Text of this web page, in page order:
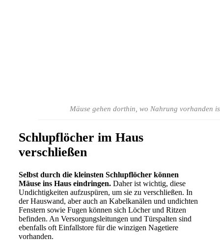
Mäuse gehen dorthin, wo Nahrung vorhanden
Schlupflöcher im Haus
verschließen
Selbst durch die kleinsten Schlupflöcher können
Mäuse ins Haus eindringen. Daher ist wichtig, diese
Undichtigkeiten aufzuspüren, um sie zu verschließen. In
der Hauswand, aber auch an Kabelkanälen und undichten
Fenstern sowie Fugen können sich Löcher und Ritzen
befinden. An Versorgungsleitungen und Türspalten sind
ebenfalls oft Einfallstore für die winzigen Nagetiere
vorhanden.